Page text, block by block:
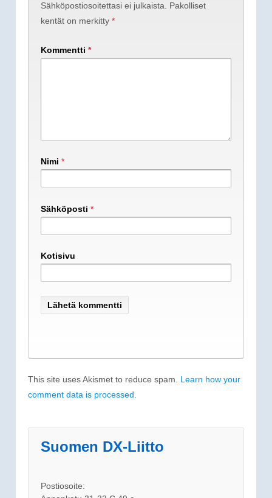
Sähköpostiosoitettasi ei julkaista. Pakolliset
kentät on merkitty *
Kommentti *
Nimi *
Sähköposti *
Kotisivu
This site uses Akismet to reduce spam. Learn how your
comment data is processed.
Suomen DX-Liitto
Postiosoite: